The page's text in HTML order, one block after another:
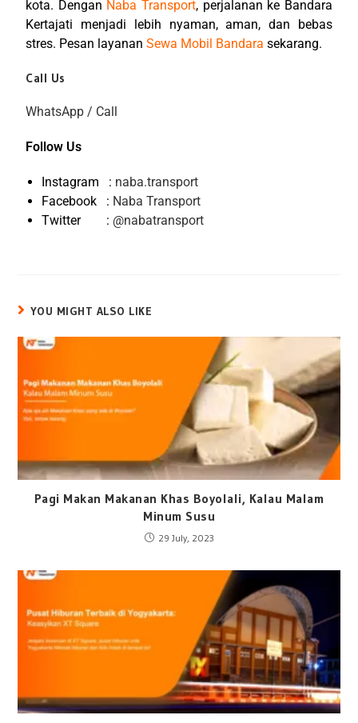
kota. Dengan Naba Transport, perjalanan ke Bandara
Kertajati menjadi lebih nyaman, aman, dan bebas
stres. Pesan layananSewa Mobil Bandara sekarang.
Call Us
WhatsApp / Call
Follow Us
Instagram : naba.transport
Facebook : Naba Transport
Twitter : @nabatransport
YOU MIGHT ALSO LIKE
Pagi Makan Makanan Khas Boyolali, Kalau Malam
Minum Susu
29 July, 2023